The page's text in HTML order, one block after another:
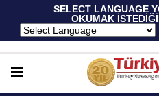
SELECT LANGUAGE
OKUMAK